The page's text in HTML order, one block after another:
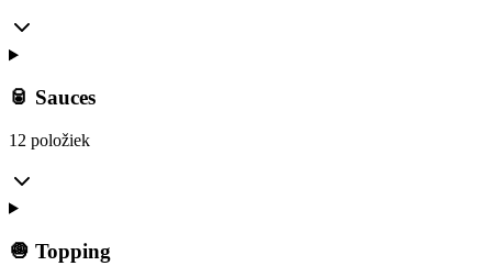
🥫 Sauces
12 položiek
🧅 Topping